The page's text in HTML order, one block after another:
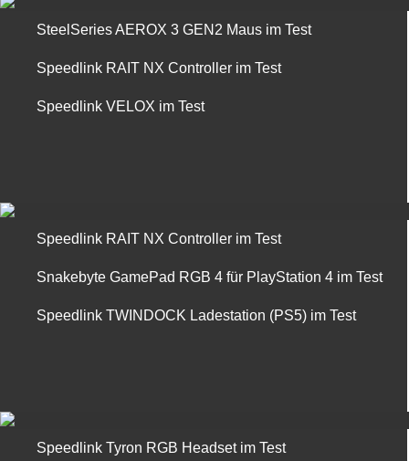
SteelSeries AEROX 3 GEN2 Maus im Test
Speedlink RAIT NX Controller im Test
Speedlink VELOX im Test
Speedlink RAIT NX Controller im Test
Snakebyte GamePad RGB 4 für PlayStation 4 im Test
Speedlink TWINDOCK Ladestation (PS5) im Test
Speedlink Tyron RGB Headset im Test